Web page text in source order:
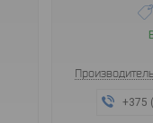
+375